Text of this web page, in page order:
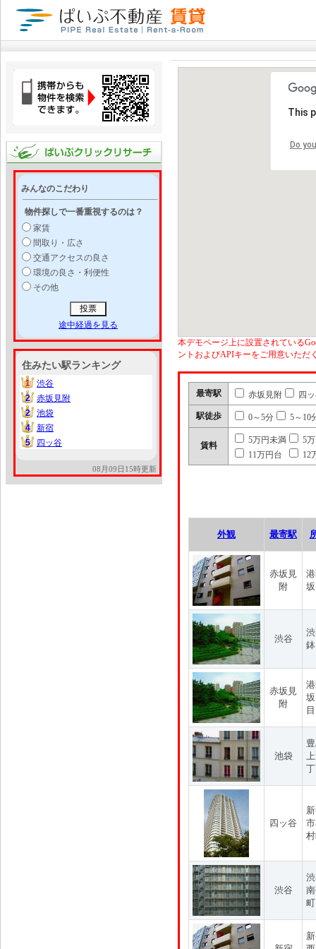
みんなのこだわり
物件探しで一番重視するのは？
家賃
間取り・広さ
交通アクセスの良さ
環境の良さ・利便性
その他
途中経過を見る
住みたい駅ランキング
1
1
渋谷
2
2
赤坂見附
2
2
池袋
4
4
新宿
5
5 四ッ谷
08月09日15時更新
This
Do
本デモページ上に設置されている
ントおよびAPIキーをご用意いただ
最寄駅 赤坂見附 四
駅徒歩 0～5分 5～10
賃料
5万円未満
5
11万円台
12
外観 最寄駅
赤坂見
附
渋谷
赤坂見
附
目
池袋
四ッ谷
渋谷